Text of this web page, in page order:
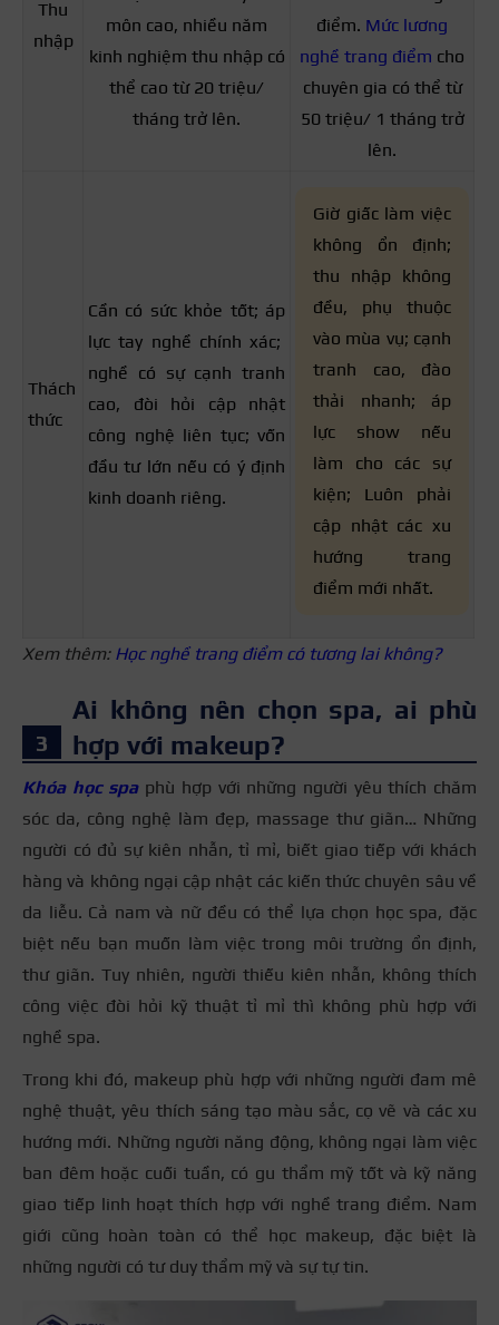
Thu
nhập
môn cao, nhiều năm
kinh nghiệm thu nhập có
thể cao từ 20 triệu/
tháng trở lên.
điểm. Mức lương
nghề trang điểm cho
chuyên gia có thể từ
50 triệu/ 1 tháng trở
lên.
Thách
thức
Cần có sức khỏe tốt; áp
lực tay nghề chính xác;
nghề có sự cạnh tranh
cao, đòi hỏi cập nhật
công nghệ liên tục; vốn
đầu tư lớn nếu có ý định
kinh doanh riêng.
Giờ giấc làm việc
không ổn định;
thu nhập không
đều, phụ thuộc
vào mùa vụ; cạnh
tranh cao, đào
thải nhanh; áp
lực show nếu
làm cho các sự
kiện; Luôn phải
cập nhật các xu
hướng trang
điểm mới nhất.
Xem thêm: Học nghề trang điểm có tương lai không?
Ai không nên chọn spa, ai phù
hợp với makeup?
Khóa học spaphù hợp với những người yêu thích chăm
sóc da, công nghệ làm đẹp, massage thư giãn… Những
người có đủ sự kiên nhẫn, tỉ mỉ, biết giao tiếp với khách
hàng và không ngại cập nhật các kiến thức chuyên sâu về
da liễu. Cả nam và nữ đều có thể lựa chọn học spa, đặc
biệt nếu bạn muốn làm việc trong môi trường ổn định,
thư giãn. Tuy nhiên, người thiếu kiên nhẫn, không thích
công việc đòi hỏi kỹ thuật tỉ mỉ thì không phù hợp với
nghề spa.
Trong khi đó, makeup phù hợp với những người đam mê
nghệ thuật, yêu thích sáng tạo màu sắc, cọ vẽ và các xu
hướng mới. Những người năng động, không ngại làm việc
ban đêm hoặc cuối tuần, có gu thẩm mỹ tốt và kỹ năng
giao tiếp linh hoạt thích hợp với nghề trang điểm. Nam
giới cũng hoàn toàn có thể học makeup, đặc biệt là
những người có tư duy thẩm mỹ và sự tự tin.